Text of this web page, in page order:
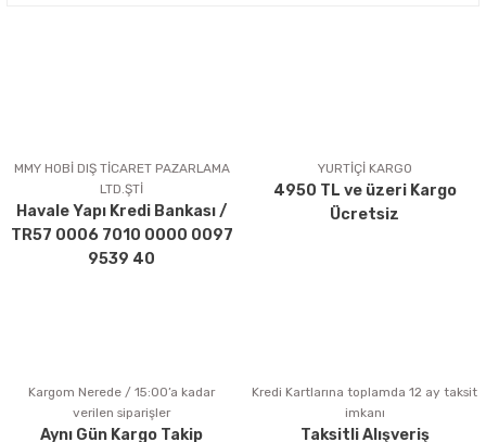
Ürün açıklamasında eksik bilgiler bulunuyor.
Ürün bilgilerinde hatalar bulunuyor.
Ürün fiyatı diğer sitelerden daha pahalı.
Bu ürüne benzer farklı alternatifler olmalı.
Gönder
MMY HOBİ DIŞ TİCARET PAZARLAMA
LTD.ŞTİ
Havale Yapı Kredi Bankası /
TR57 0006 7010 0000 0097
9539 40
YURTİÇİ KARGO
4950 TL ve üzeri Kargo
Ücretsiz
Kargom Nerede / 15:00’a kadar
verilen siparişler
Aynı Gün Kargo Takip
Kredi Kartlarına toplamda 12 ay taksit
imkanı
Taksitli Alışveriş